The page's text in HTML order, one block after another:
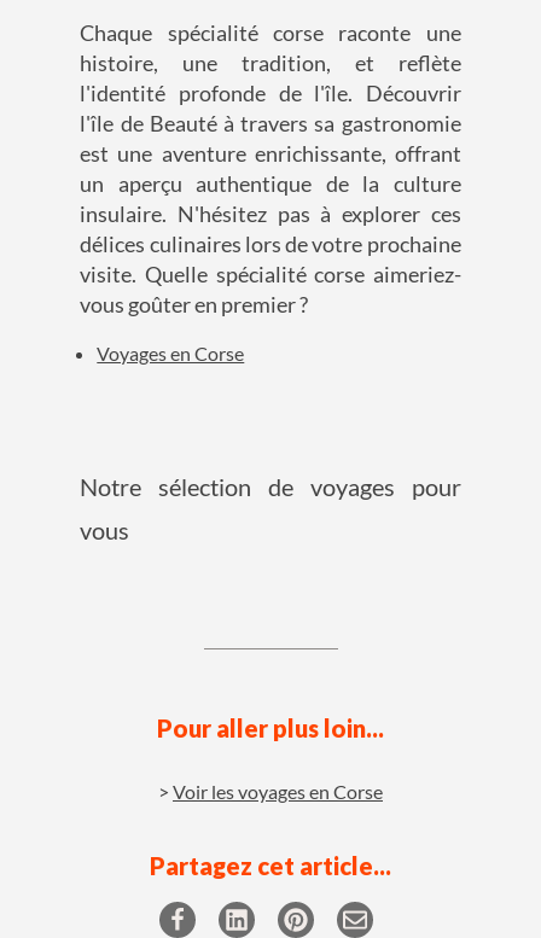
Chaque spécialité corse raconte une
histoire, une tradition, et reflète
l'identité profonde de l'île. Découvrir
l'île de Beauté à travers sa gastronomie
est une aventure enrichissante, offrant
un aperçu authentique de la culture
insulaire. N'hésitez pas à explorer ces
délices culinaires lors de votre prochaine
visite. Quelle spécialité corse aimeriez-
vous goûter en premier ?
Voyages en Corse
Notre sélection de voyages pour
vous
Pour aller plus loin...
Voir les voyages en Corse
Partagez cet article...